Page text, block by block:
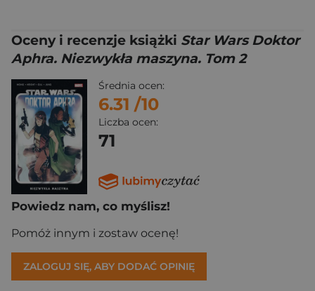
Oceny i recenzje książki Star Wars Doktor
Aphra. Niezwykła maszyna. Tom 2
Średnia ocen:
6.31 /10
Liczba ocen:
71
Powiedz nam, co myślisz!
Pomóż innym i zostaw ocenę!
ZALOGUJ SIĘ, ABY DODAĆ OPINIĘ